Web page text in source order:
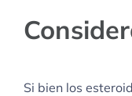
Si bien los